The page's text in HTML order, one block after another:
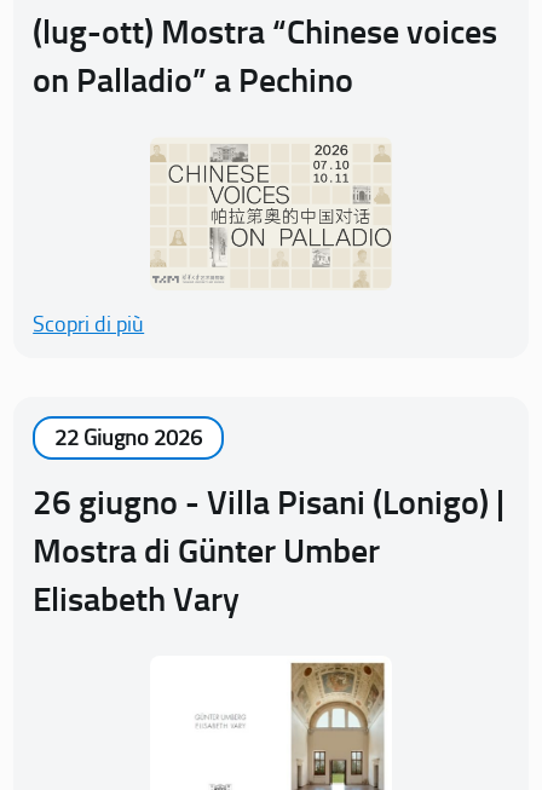
(lug-ott) Mostra “Chinese voices
on Palladio” a Pechino
Scopri di più
22 Giugno 2026
26 giugno - Villa Pisani (Lonigo) |
Mostra di Günter Umber
Elisabeth Vary